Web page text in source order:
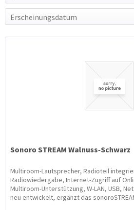
Erscheinungsdatum
Sonoro STREAM Walnuss-Schwarz
Multiroom-Lautsprecher, Radioteil
Radiowiedergabe, Internet-Zugriff auf
Multiroom-Unterstützung, W-LAN, USB,
neu entwickelt, ergänzt das